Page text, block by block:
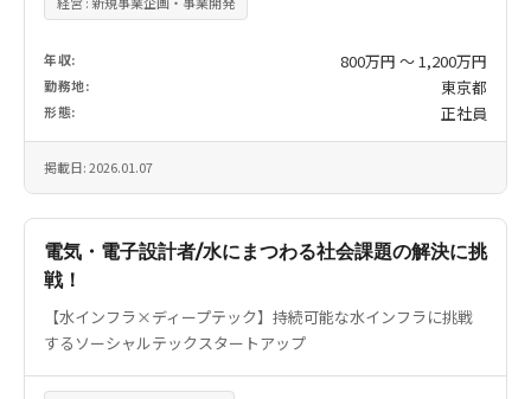
年収: 800万円 〜 1,200万円
勤務地: 東京都
形態: 正社員
掲載日: 2026.01.07
電気・電子設計者/水にまつわる社会課題の解決に挑
戦！
【水インフラ×ディープテック】持続可能な水インフラに挑戦
するソーシャルテックスタートアップ